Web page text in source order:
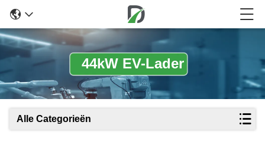
44kW EV-Lader
Alle Categorieën